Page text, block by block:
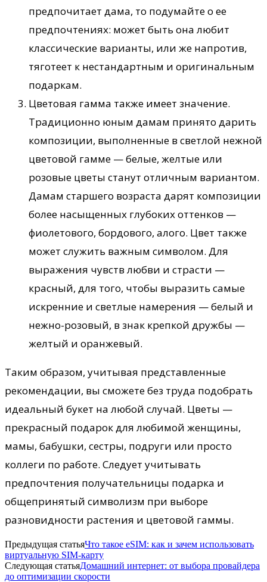
предпочитает дама, то подумайте о ее
предпочтениях: может быть она любит
классические варианты, или же напротив,
тяготеет к нестандартным и оригинальным
подаркам.
Цветовая гамма также имеет значение.
Традиционно юным дамам принято дарить
композиции, выполненные в светлой нежной
цветовой гамме — белые, желтые или
розовые цветы станут отличным вариантом.
Дамам старшего возраста дарят композиции
более насыщенных глубоких оттенков —
фиолетового, бордового, алого. Цвет также
может служить важным символом. Для
выражения чувств любви и страсти —
красный, для того, чтобы выразить самые
искренние и светлые намерения — белый и
нежно-розовый, в знак крепкой дружбы —
желтый и оранжевый.
Таким образом, учитывая представленные
рекомендации, вы сможете без труда подобрать
идеальный букет на любой случай. Цветы —
прекрасный подарок для любимой женщины,
мамы, бабушки, сестры, подруги или просто
коллеги по работе. Следует учитывать
предпочтения получательницы подарка и
общепринятый символизм при выборе
разновидности растения и цветовой гаммы.
Предыдущая статьяЧто такое eSIM: как и зачем использовать
виртуальную SIM-карту
Следующая статьяДомашний интернет: от выбора провайдера
до оптимизации скорости